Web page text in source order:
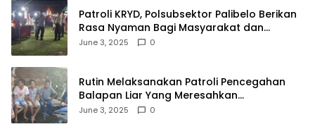
Patroli KRYD, Polsubsektor Palibelo Berikan
Rasa Nyaman Bagi Masyarakat dan
Antisipasi Aksi Menjurus Premanisme
June 3, 2025 0
Rutin Melaksanakan Patroli Pencegahan
Balapan Liar Yang Meresahkan
Masyarakat, Polsek Soromandi
June 3, 2025 0